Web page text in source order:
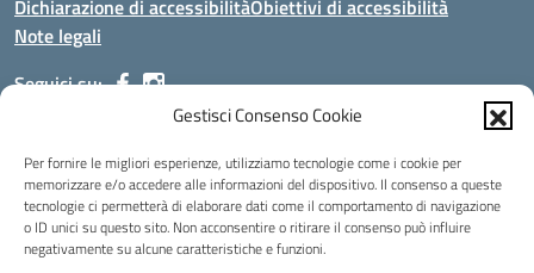
Gestisci Consenso Cookie
Per fornire le migliori esperienze, utilizziamo tecnologie come i cookie per
memorizzare e/o accedere alle informazioni del dispositivo. Il consenso a queste
tecnologie ci permetterà di elaborare dati come il comportamento di navigazione
o ID unici su questo sito. Non acconsentire o ritirare il consenso può influire
negativamente su alcune caratteristiche e funzioni.
Dichiarazione di accessibilitàObiettivi di accessibilità
Note legali
Seguici su:
Indirizzo:Via Malagrida, 3 - 22017 Menaggio (CO)
Centralino:+39 0344.32.539 Email:cois00100g@istruzione.it
Posta elettronica certificata (PEC):cois00100g@pec.istruzione.it
Codice fiscale: 84004690131